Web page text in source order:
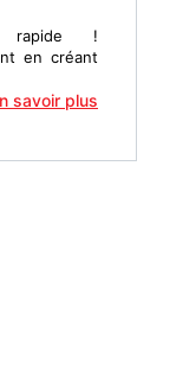
rapide !
en créant
savoir plus